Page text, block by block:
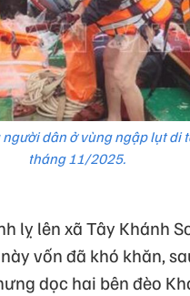
dân ở vùng ngập lụt di
tháng 11/2025.
lỵ lên xã Tây Khánh
vốn đã khó khăn,
dọc hai bên đèo